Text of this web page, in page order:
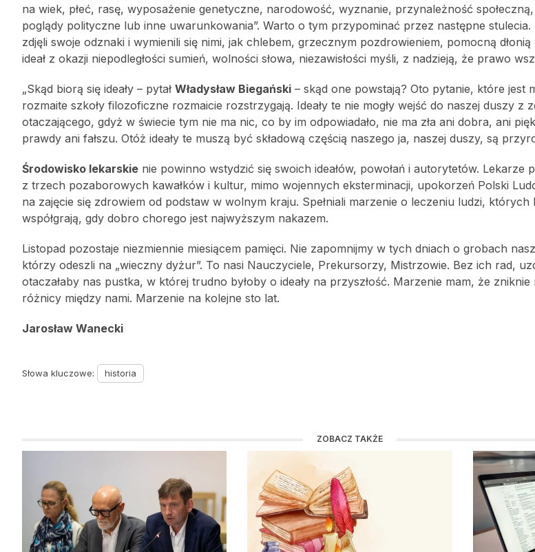
na wiek, płeć, rasę, wyposażenie genetyczne, narodowość, wyznanie, przynależność
poglądy polityczne lub inne uwarunkowania”. Warto o tym przypominać przez następne
zdjęli swoje odznaki i wymienili się nimi, jak chlebem, grzecznym pozdrowieniem, pomocną
ideał z okazji niepodległości sumień, wolności słowa, niezawisłości myśli, z nadzieją, że prawo
„Skąd biorą się ideały – pytał Władysław Biegański – skąd one powstają? Oto pytanie, które jest
rozmaite szkoły filozoficzne rozmaicie rozstrzygają. Ideały te nie mogły wejść do naszej duszy z
otaczającego, gdyż w świecie tym nie ma nic, co by im odpowiadało, nie ma zła ani dobra, ani
prawdy ani fałszu. Otóż ideały te muszą być składową częścią naszego ja, naszej duszy, są
Środowisko lekarskie nie powinno wstydzić się swoich ideałów, powołań i autorytetów. Lekarze
z trzech pozaborowych kawałków i kultur, mimo wojennych eksterminacji, upokorzeń Polski
na zajęcie się zdrowiem od podstaw w wolnym kraju. Spełniali marzenie o leczeniu ludzi,
współgrają, gdy dobro chorego jest najwyższym nakazem.
Listopad pozostaje niezmiennie miesiącem pamięci. Nie zapomnijmy w tych dniach o grobach
którzy odeszli na „wieczny dyżur”. To nasi Nauczyciele, Prekursorzy, Mistrzowie. Bez ich rad,
otaczałaby nas pustka, w której trudno byłoby o ideały na przyszłość. Marzenie mam, że
różnicy między nami. Marzenie na kolejne sto lat.
Jarosław Wanecki
Słowa kluczowe: historia
ZOBACZ TAKŻE